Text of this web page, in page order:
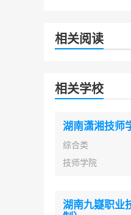
相关阅读
相关学校
湖南潇湘技师
综合类
技师学院
湖南九嶷职业